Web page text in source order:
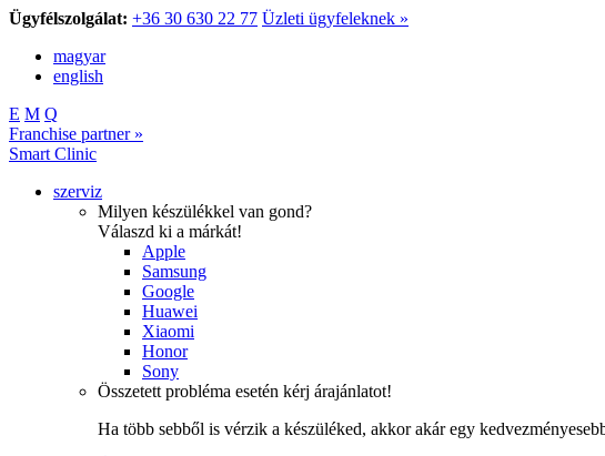
Ügyfélszolgálat: +36 30 630 22 77 Üzleti ügyfeleknek »
magyar
english
E M Q
Franchise partner »
Smart Clinic
szerviz
Milyen készülékkel van gond?
Válaszd ki a márkát!
Apple
Samsung
Google
Huawei
Xiaomi
Honor
Sony
Összetett probléma esetén kérj árajánlatot!
Ha több sebből is vérzik a készüléked, akkor akár egy